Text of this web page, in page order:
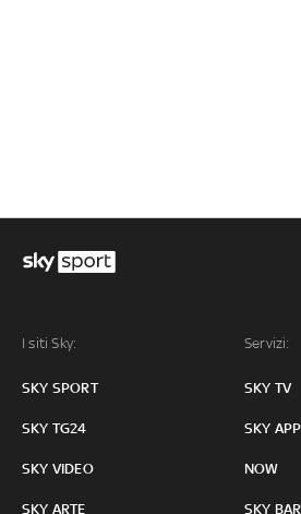
I siti Sky:
SKY SPORT
SKY TG24
SKY VIDEO
SKY ARTE
Servizi:
SKY TV
SKY
NOW
SKY BAR